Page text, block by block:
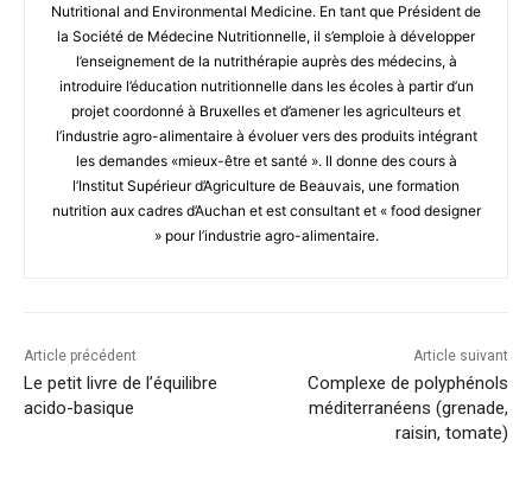
Nutritional and Environmental Medicine. En tant que Président de
la Société de Médecine Nutritionnelle, il s’emploie à développer
l’enseignement de la nutrithérapie auprès des médecins, à
introduire l’éducation nutritionnelle dans les écoles à partir d’un
projet coordonné à Bruxelles et d’amener les agriculteurs et
l’industrie agro-alimentaire à évoluer vers des produits intégrant
les demandes «mieux-être et santé ». Il donne des cours à
l’Institut Supérieur d’Agriculture de Beauvais, une formation
nutrition aux cadres d’Auchan et est consultant et « food designer
» pour l’industrie agro-alimentaire.
Article précédent
Le petit livre de l’équilibre
acido-basique
Article suivant
Complexe de polyphénols
méditerranéens (grenade,
raisin, tomate)